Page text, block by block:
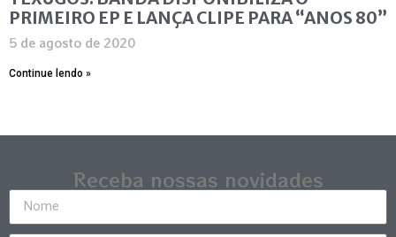
PRIMEIRO EP E LANÇA CLIPE PARA “ANOS 80”
5 de agosto de 2020
Continue lendo »
Receba nossas novidades